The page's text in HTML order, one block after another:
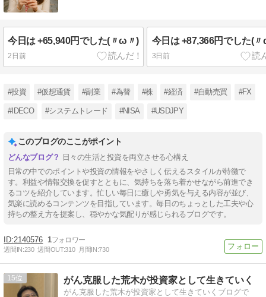
今日は +65,940円でした(〃ω〃)
2日前
今日は +87,366円でした(
3日前
#投資 #仮想通貨 #副業 #為替 #株 #経済 #自動売買 #FX
#IDECO #システムトレード #NISA #USDJPY
このブログのここがポイント
日々の生活と投資を両立させる心構え
日常の中でのポイントや投資の情報をやさしく伝えるスタイルが特徴で
す。利益や情報交換を促すとともに、気持ちを落ち着かせながら前進でき
るコツを紹介しています。忙しい毎日に癒しや勇気を与える内容が並び、
気楽に読めるコンテンツを目指しています。毎日のちょっとした工夫や心
持ちの整え方を提案し、穏やかな気配りが感じられるブログです。
2140576 1
週間IN:230 週間OUT:310 月間IN:730
15 がん克服した荒木が投資家として生きていく
がん克服した荒木が投資家として生きていくブログで